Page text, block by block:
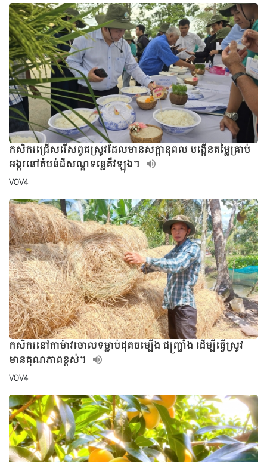
កសិករជ្រើសរើសពូជស្រូវដែលមានសក្ដានុពល បង្កើនតម្លៃគ្រាប់
អង្ករនៅតំបន់ដីសណ្ដទន្លេគឺវឡុង។
VOV4
កសិករនៅកាម៉ាវចោលទម្លាប់ដុតចម្បើង ជញ្ជ្រាំង ដើម្បីធ្វើស្រូវ
មានគុណភាពខ្ពស់។
VOV4